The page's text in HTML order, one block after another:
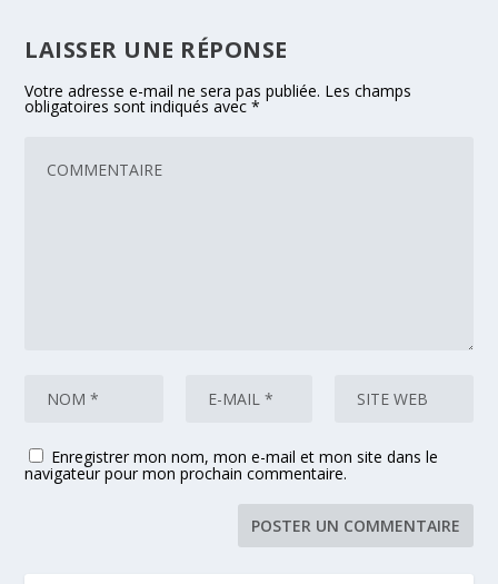
LAISSER UNE RÉPONSE
Votre adresse e-mail ne sera pas publiée. Les champs
obligatoires sont indiqués avec*
Enregistrer mon nom, mon e-mail et mon site dans le
navigateur pour mon prochain commentaire.